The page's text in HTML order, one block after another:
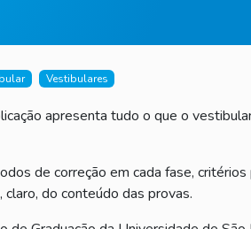
Vestibulares
apresenta tudo o que o
de correção em cada fase,
do conteúdo das provas.